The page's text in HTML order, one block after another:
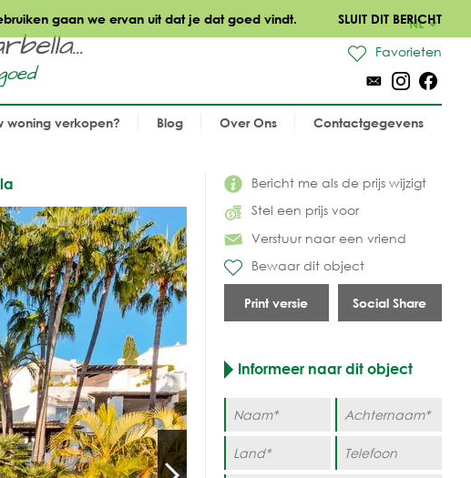
gaan we ervan uit dat je dat goed vindt. SLUIT DIT BERICHT
NL
Favorieten
woning verkopen? Blog Over Ons Contactgegevens
Bericht me als de prijs wijzigt
Stel een prijs voor
Verstuur naar een vriend
Bewaar dit object
Print versie Social Share
Informeer naar dit object